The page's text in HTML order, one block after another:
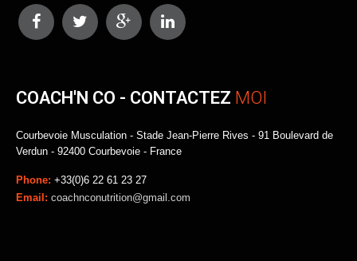
COACH'N CO - CONTACTEZ MOI
Courbevoie Musculation - Stade Jean-Pierre Rives - 91 Boulevard de
Verdun - 92400 Courbevoie - France
Phone: +33(0)6 22 61 23 27
Email: coachnconutrition@gmail.com